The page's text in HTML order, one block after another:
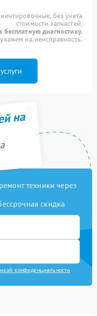
без учета
стоимости запчастей.
бесплатную диагностику.
на неисправность.
на
техники через
скидка
конфиденциальности